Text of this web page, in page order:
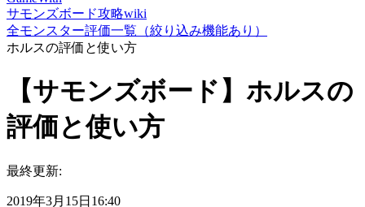
サモンズボード攻略wiki
全モンスター評価一覧（絞り込み機能あり）
ホルスの評価と使い方
【サモンズボード】ホルスの
評価と使い方
最終更新:
2019年3月15日16:40